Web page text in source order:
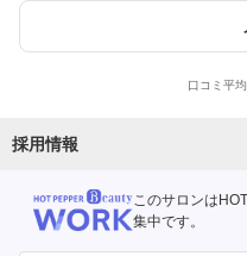
口コミ平均
採用情報
このサロンは
集中です。